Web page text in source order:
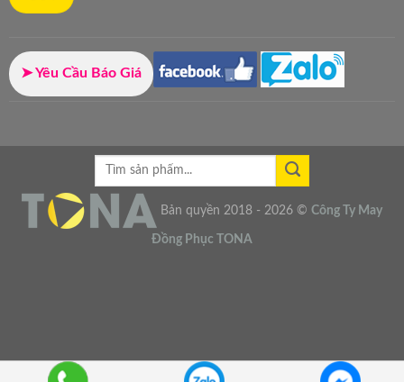
➤ Yêu Cầu Báo Giá
Bản quyền 2018 - 2026 © Công Ty May
Đồng Phục TONA